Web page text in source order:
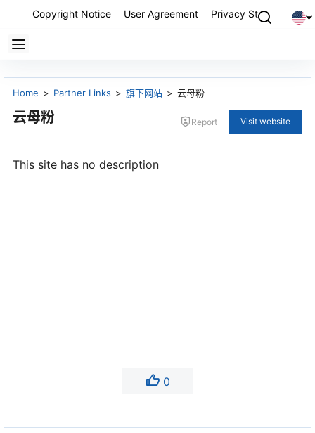
Copyright Notice User Agreement Privacy Statement
Home > Partner Links > 旗下网站 > 云母粉
云母粉 Report Visit website
This site has no description
0